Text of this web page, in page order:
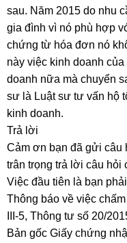
sau. Năm 2015 do nhu
gia đình vì nó phù hợp
chứng từ hóa đơn nó
này việc kinh doanh
doanh nữa mà chuyển
sư là Luật sư tư vấn hộ
kinh doanh.
Trả lời
Cảm ơn bạn đã gửi câu
trân trọng trả lời câu hỏi
Việc đầu tiên là bạn
Thông báo về việc
III-5, Thông tư số 20/
Bản gốc Giấy chứng